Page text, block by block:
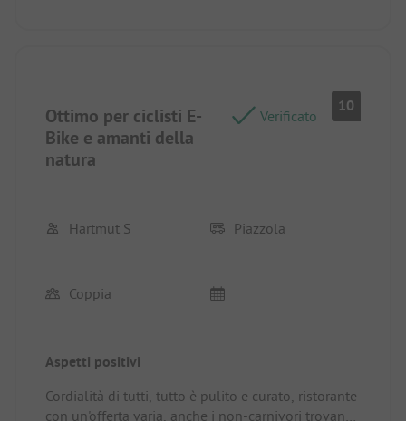
Ottimo per ciclisti E-
Bike e amanti della
natura
Verificato
10
Hartmut S Piazzola
Coppia
Aspetti positivi
Cordialità di tutti, tutto è pulito e curato, ristorante
con un'offerta varia, anche i non-carnivori trovano